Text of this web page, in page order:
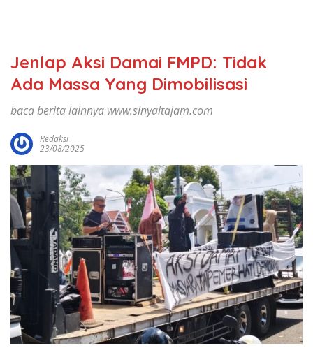
Jenlap Aksi Damai FMPD: Tidak
Ada Massa Yang Dimobilisasi
baca berita lainnya www.sinyaltajam.com
Redaksi
23/08/2025